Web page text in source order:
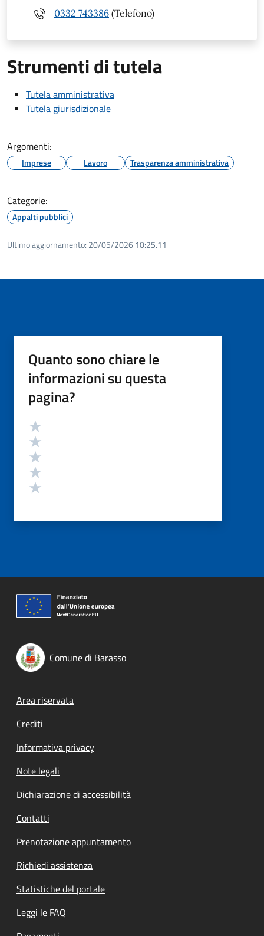
0332 743386 (Telefono)
Strumenti di tutela
Tutela amministrativa
Tutela giurisdizionale
Argomenti:
Imprese Lavoro Trasparenza amministrativa
Categorie:
Appalti pubblici
Ultimo aggiornamento: 20/05/2026 10:25.11
Quanto sono chiare le
informazioni su questa
pagina?
Valutazione
Comune di Barasso
Footer menu
Area riservata
Crediti
Informativa privacy
Note legali
Dichiarazione di accessibilità
Contatti
Prenotazione appuntamento
Richiedi assistenza
Statistiche del portale
Leggi le FAQ